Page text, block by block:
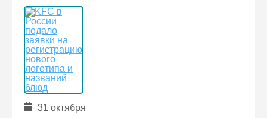
31 октября